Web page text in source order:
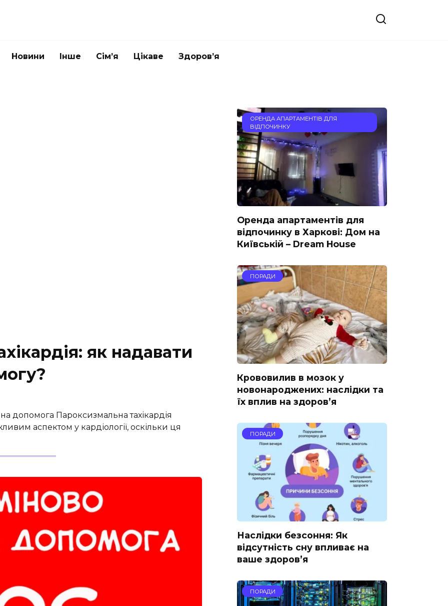
Новини Інше Сім’я Цікаве Здоров’я
як надавати
допомога Пароксизмальна тахікардія
аспектом у кардіології, оскільки ця
ОРЕНДА АПАРТАМЕНТІВ ДЛЯ
ВІДПОЧИНКУ
Оренда апартаментів для
відпочинку в Харкові: Дом на
Київській – Dream House
ПОРАДИ
Крововилив в мозок у
новонароджених: наслідки та
їх вплив на здоров’я
ПОРАДИ
Наслідки безсоння: Як
відсутність сну впливає на
ваше здоров’я
ПОРАДИ